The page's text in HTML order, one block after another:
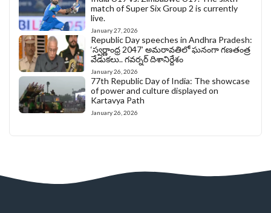
match of Super Six Group 2 is currently
live.
January 27, 2026
Republic Day speeches in Andhra Pradesh:
‘స్వర్ణాంధ్ర 2047’ అమరావతిలో ఘనంగా గణతంత్ర
వేడుకలు.. గవర్నర్ దిశానిర్దేశం
January 26, 2026
77th Republic Day of India: The showcase
of power and culture displayed on
Kartavya Path
January 26, 2026